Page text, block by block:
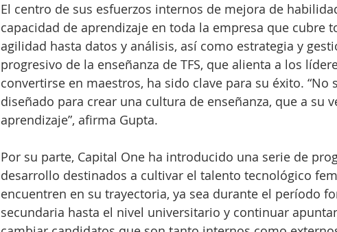
El centro de sus esfuerzos internos de mejora de
capacidad de aprendizaje en toda la empresa que cubre
agilidad hasta datos y análisis, así como estrategia y
progresivo de la enseñanza de TFS, que alienta a los
convertirse en maestros, ha sido clave para su éxito. “No
diseñado para crear una cultura de enseñanza, que a su
aprendizaje”, afirma Gupta.
Por su parte, Capital One ha introducido una serie de
desarrollo destinados a cultivar el talento tecnológico
encuentren en su trayectoria, ya sea durante el período
secundaria hasta el nivel universitario y continuar